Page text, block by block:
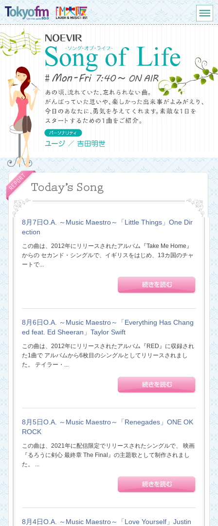
8月7日O.A. ～Music Maestro～「Little Things」One Dir
ection
この曲は、2012年にリリースされたアルバム『Take Me Home』
からの セカンド・シングルで、イギリスをはじめ、13カ国のチャ
ートで...
8月6日O.A. ～Music Maestro～「Everything Has Chang
ed feat. Ed Sheeran」Taylor Swift
この曲は、2012年にリリースされたアルバム『RED』に収録され
た1曲で アルバムから6枚目のシングルとしてリリースされまし
た。 テイラー・...
8月5日O.A. ～Music Maestro～「Renegades」ONE OK
ROCK
この曲は、2021年に配信限定でリリースされたシングルで、 映画
『るろうに剣心 最終章 The Final』の主題歌として制作されまし
た。 ...
8月4日O.A. ～Music Maestro～「Love Yourself」Justin